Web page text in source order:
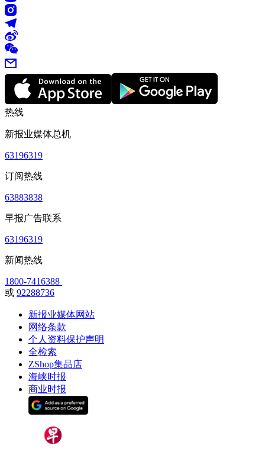
热线
新报业媒体总机
63196319
订阅热线
63883838
早报广告联系
63196319
新闻热线
1800-7416388
或 92288736
新报业媒体网站
网络条款
个人资料保护声明
全检索
ZShop集品店
海峡时报
商业时报